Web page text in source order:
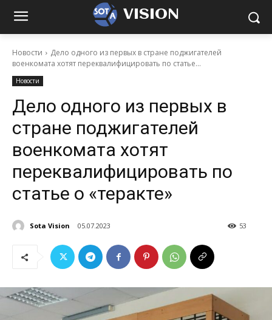
VISION
Новости
Дело одного из первых в стране поджигателей
военкомата хотят переквалифицировать по статье...
Новости
Дело одного из первых в
стране поджигателей
военкомата хотят
переквалифицировать по
статье о «теракте»
Sota Vision 05.07.2023 53